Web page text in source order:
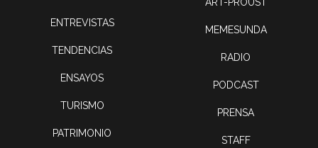
ENTREVISTAS
TENDENCIAS
ENSAYOS
TURISMO
PATRIMONIO
MEMESUNDA
RADIO
PODCAST
PRENSA
STAFF